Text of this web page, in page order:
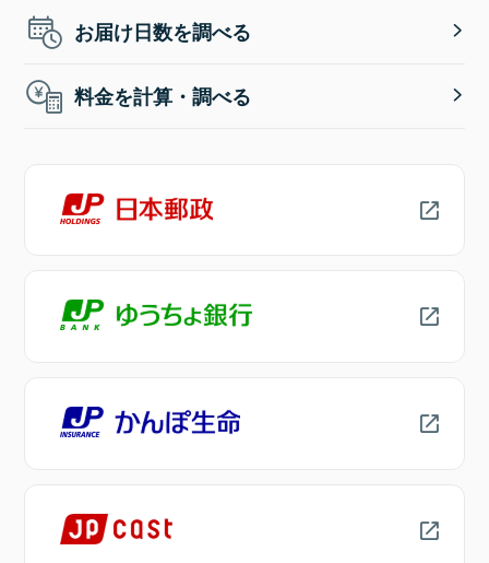
お届け日数を調べる
料金を計算・調べる